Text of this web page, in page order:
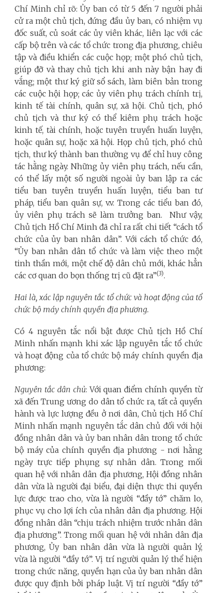
Chí Minh chỉ rõ: Ủy ban có từ 5 đến 7 người phải
cử ra một chủ tịch, đứng đầu ủy ban, có nhiệm vụ
đốc suất, củ soát các ủy viên khác, liên lạc với các
cấp bộ trên và các tổ chức trong địa phương, chiêu
tập và điều khiển các cuộc họp; một phó chủ tịch,
giúp đỡ và thay chủ tịch khi anh này bận hay đi
vắng; một thư ký giữ sổ sách, làm biên bản trong
các cuộc hội họp; các ủy viên phụ trách chính trị,
kinh tế tài chính, quân sự, xã hội. Chủ tịch, phó
chủ tịch và thư ký có thể kiêm phụ trách hoặc
kinh tế, tài chính, hoặc tuyên truyền huấn luyện,
hoặc quân sự, hoặc xã hội. Họp chủ tịch, phó chủ
tịch, thư ký thành ban thường vụ để chỉ huy công
tác hằng ngày. Những ủy viên phụ trách, nếu cần,
có thể lấy một số người ngoài ủy ban lập ra các
tiểu ban tuyên truyền huấn luyện, tiểu ban tư
pháp, tiểu ban quân sự, v.v. Trong các tiểu ban đó,
ủy viên phụ trách sẽ làm trưởng ban. Như vậy,
Chủ tịch Hồ Chí Minh đã chỉ ra rất chi tiết “cách tổ
chức của ủy ban nhân dân”. Với cách tổ chức đó,
“Ủy ban nhân dân tổ chức và làm việc theo một
tinh thần mới, một chế độ dân chủ mới, khác hẳn
các cơ quan do bọn thống trị cũ đặt ra”(3).
Hai là, xác lập nguyên tắc tổ chức và hoạt động của tổ
chức bộ máy chính quyền địa phương.
Có 4 nguyên tắc nổi bật được Chủ tịch Hồ Chí
Minh nhấn mạnh khi xác lập nguyên tắc tổ chức
và hoạt động của tổ chức bộ máy chính quyền địa
phương:
Nguyên tắc dân chủ: Với quan điểm chính quyền từ
xã đến Trung ương do dân tổ chức ra, tất cả quyền
hành và lực lượng đều ở nơi dân, Chủ tịch Hồ Chí
Minh nhấn mạnh nguyên tắc dân chủ đối với hội
đồng nhân dân và ủy ban nhân dân trong tổ chức
bộ máy của chính quyền địa phương - nơi hằng
ngày trực tiếp phụng sự nhân dân. Trong mối
quan hệ với nhân dân địa phương, Hội đồng nhân
dân vừa là người đại biểu, đại diện thực thi quyền
lực được trao cho, vừa là người “đầy tớ” chăm lo,
phục vụ cho lợi ích của nhân dân địa phương. Hội
đồng nhân dân “chịu trách nhiệm trước nhân dân
địa phương”. Trong mối quan hệ với nhân dân địa
phương, Ủy ban nhân dân vừa là người quản lý,
vừa là người “đầy tớ”. Vị trí người quản lý thể hiện
trong chức năng, quyền hạn của ủy ban nhân dân
được quy định bởi pháp luật. Vị trí người “đầy tớ”